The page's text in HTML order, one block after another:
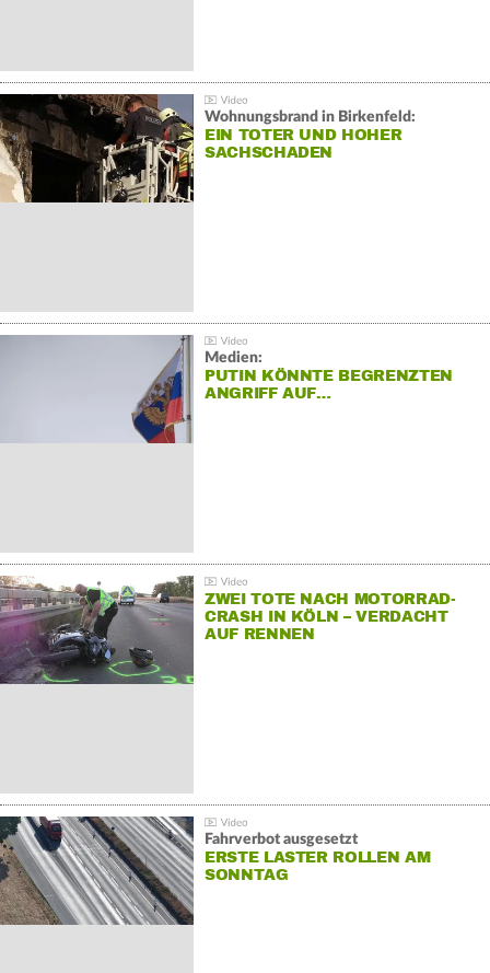
Wohnungsbrand in Birkenfeld:
EIN TOTER UND HOHER
SACHSCHADEN
Medien:
PUTIN KÖNNTE BEGRENZTEN
ANGRIFF AUF…
ZWEI TOTE NACH MOTORRAD-
CRASH IN KÖLN – VERDACHT
AUF RENNEN
Fahrverbot ausgesetzt
ERSTE LASTER ROLLEN AM
SONNTAG